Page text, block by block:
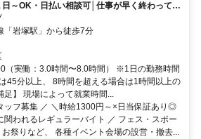
日～OK・日払い相談可│仕事が早く終わっても
めました
「岩塚駅」から徒歩7分
（実働：3.0時間〜8.0時間） ※1日の勤務時間
45分以上、 8時間を超える場合は1時間以上の
足】 現場によって就業時間...
ッフ募集 ／ ＼時給1300円～×日当保証あり◎
関われるレギュラーバイト ／ フェス・スポー
祭りなど、 各種イベント会場の設営・撤去...